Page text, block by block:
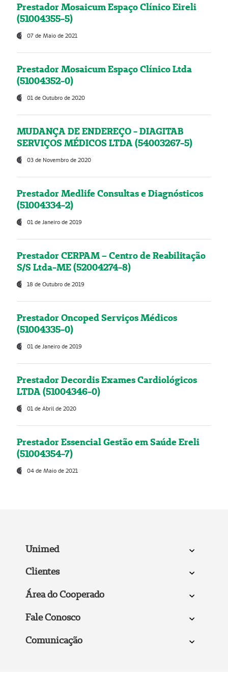
Prestador Mosaicum Espaço Clínico Eireli
(51004355-5)
07 de Maio de 2021
Prestador Mosaicum Espaço Clínico Ltda
(51004352-0)
01 de Outubro de 2020
MUDANÇA DE ENDEREÇO - DIAGITAB
SERVIÇOS MÉDICOS LTDA (54003267-5)
03 de Novembro de 2020
Prestador Medlife Consultas e Diagnósticos
(51004334-2)
01 de Janeiro de 2019
Prestador CERPAM – Centro de Reabilitação
S/S Ltda-ME (52004274-8)
18 de Outubro de 2019
Prestador Oncoped Serviços Médicos
(51004335-0)
01 de Janeiro de 2019
Prestador Decordis Exames Cardiológicos
LTDA (51004346-0)
01 de Abril de 2020
Prestador Essencial Gestão em Saúde Ereli
(51004354-7)
04 de Maio de 2021
Unimed
Clientes
Área do Cooperado
Fale Conosco
Comunicação